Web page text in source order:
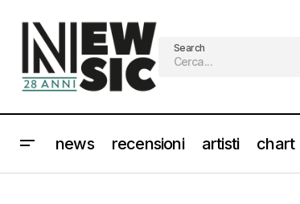
Search
news recensioni artisti chart